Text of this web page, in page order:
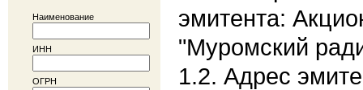
Наименование
ИНН
ОГРН
эмитента:
"Муромский
1.2. Адрес